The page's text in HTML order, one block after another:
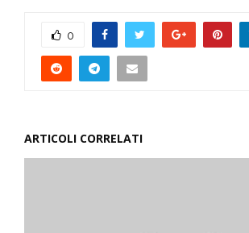
0
ARTICOLI CORRELATI